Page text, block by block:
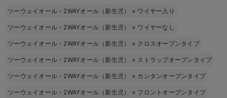
ツーウェイオール・2WAYオール（新生児） × ワイヤー入り
ツーウェイオール・2WAYオール（新生児） × ワイヤーなし
ツーウェイオール・2WAYオール（新生児） × クロスオープンタイプ
ツーウェイオール・2WAYオール（新生児） × ストラップオープンタイプ
ツーウェイオール・2WAYオール（新生児） × カンタンオープンタイプ
ツーウェイオール・2WAYオール（新生児） × フロントオープンタイプ